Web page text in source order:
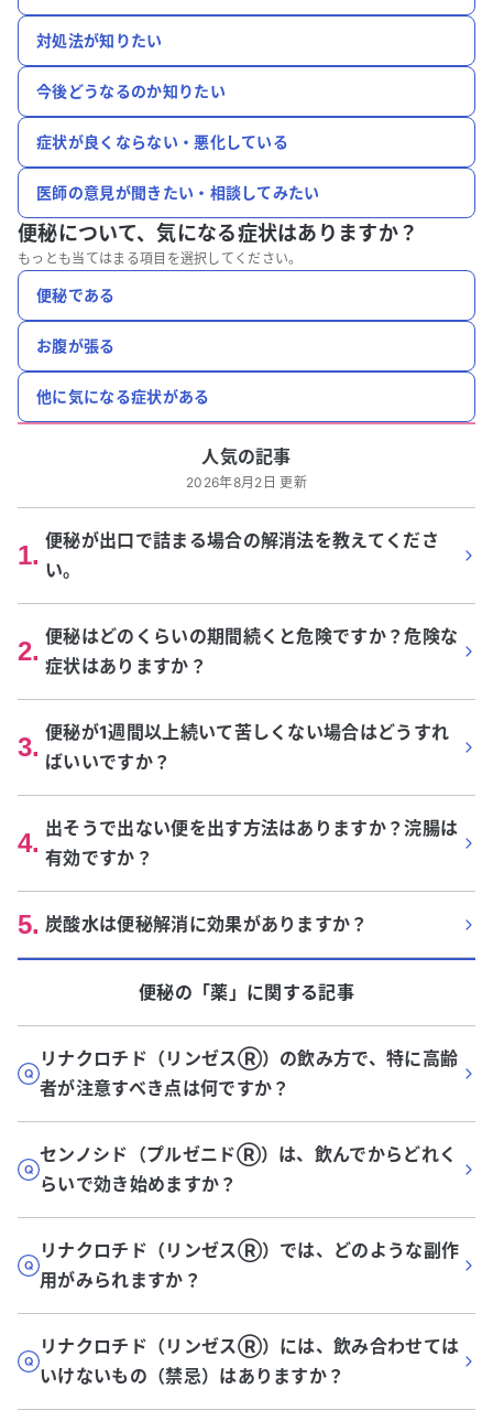
対処法が知りたい
今後どうなるのか知りたい
症状が良くならない・悪化している
医師の意見が聞きたい・相談してみたい
便秘について、気になる症状はありますか？
もっとも当てはまる項目を選択してください。
便秘である
お腹が張る
他に気になる症状がある
人気の記事
2026年8月2日 更新
1. 便秘が出口で詰まる場合の解消法を教えてくださ
い。
2. 便秘はどのくらいの期間続くと危険ですか？危険な
症状はありますか？
3. 便秘が1週間以上続いて苦しくない場合はどうすれ
ばいいですか？
4. 出そうで出ない便を出す方法はありますか？浣腸は
有効ですか？
5. 炭酸水は便秘解消に効果がありますか？
便秘の「薬 」に関する記事
リナクロチド（リンゼスⓇ）の飲み方で、特に高齢
者が注意すべき点は何ですか？
センノシド（プルゼニドⓇ）は、飲んでからどれく
らいで効き始めますか？
リナクロチド（リンゼスⓇ）では、どのような副作
用がみられますか？
リナクロチド（リンゼスⓇ）には、飲み合わせては
いけないもの（禁忌）はありますか？